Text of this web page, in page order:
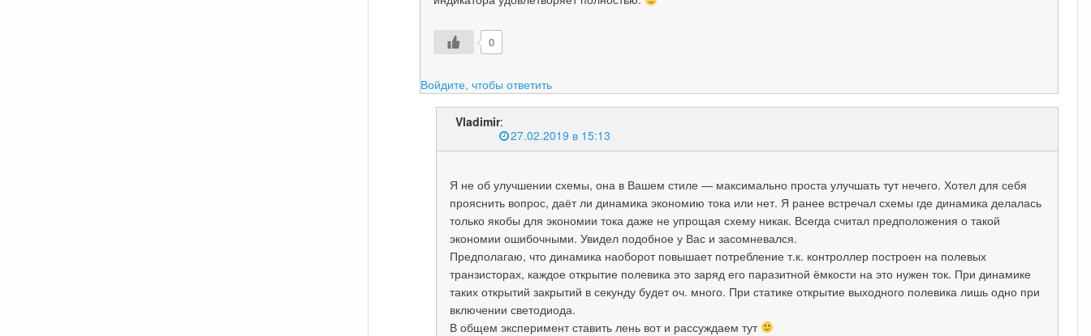
0
Войдите, чтобы ответить
Vladimir:
27.02.2019 в 15:13
Я не об улучшении схемы, она в Вашем стиле — максимально проста улучшать тут нечего. Хотел для себя
прояснить вопрос, даёт ли динамика экономию тока или нет. Я ранее встречал схемы где динамика делалась
только якобы для экономии тока даже не упрощая схему никак. Всегда считал предположения о такой
экономии ошибочными. Увидел подобное у Вас и засомневался.
Предполагаю, что динамика наоборот повышает потребление т.к. контроллер построен на полевых
транзисторах, каждое открытие полевика это заряд его паразитной ёмкости на это нужен ток. При динамике
таких открытий закрытий в секунду будет оч. много. При статике открытие выходного полевика лишь одно при
включении светодиода.
В общем эксперимент ставить лень вот и рассуждаем тут